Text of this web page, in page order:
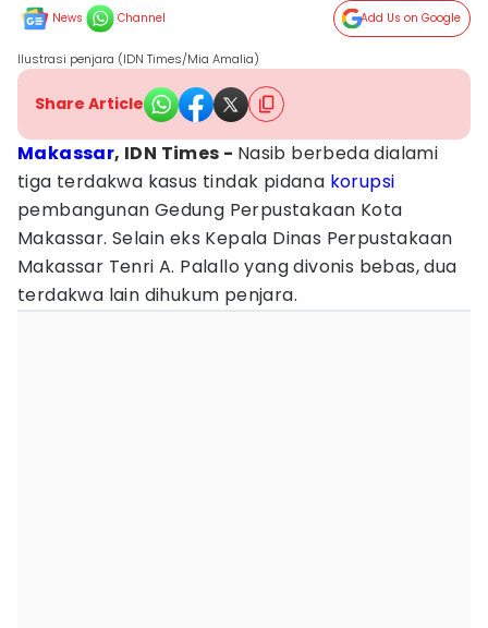
News Channel Add Us on Google
Ilustrasi penjara (IDN Times/Mia Amalia)
Share Article
Makassar, IDN Times - Nasib berbeda dialami
tiga terdakwa kasus tindak pidana korupsi
pembangunan Gedung Perpustakaan Kota
Makassar. Selain eks Kepala Dinas Perpustakaan
Makassar Tenri A. Palallo yang divonis bebas, dua
terdakwa lain dihukum penjara.